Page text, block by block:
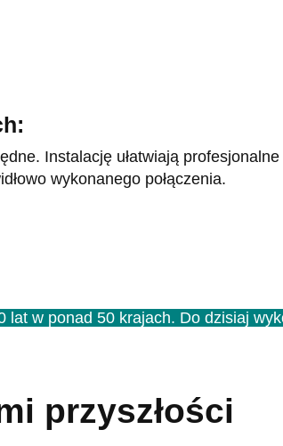
Instalację ułatwiają
wykonanego połączenia.
w ponad 50 krajach. Do dzisiaj
przyszłości